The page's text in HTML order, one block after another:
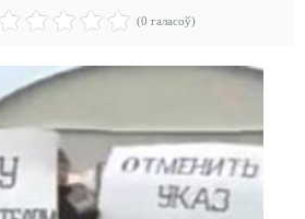
(0 галасоў)